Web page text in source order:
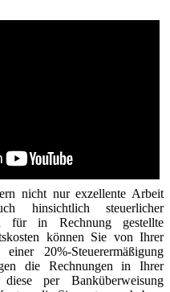
nicht nur exzellente Arbeit
hinsichtlich steuerlicher
für in Rechnung gestellte
können Sie von Ihrer
20%-Steuerermäßigung
die Rechnungen in Ihrer
per Banküberweisung